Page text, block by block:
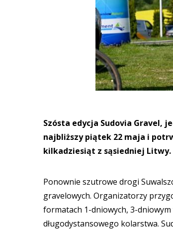
Szósta edycja Sudovia Gravel,
najbliższy piątek 22 maja i
kilkadziesiąt z sąsiedniej Litwy.
Ponownie szutrowe drogi
gravelowych. Organizatorzy
formatach 1-dniowych, 3-
długodystansowego kolarstwa.